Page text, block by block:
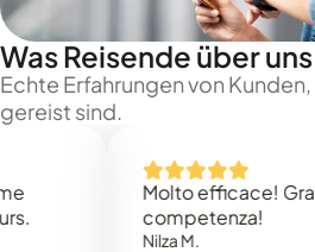
Was Reisende über
Echte Erfahrungen von
gereist sind.
Molto efficace! Grazie
competenza!
Nilza M.